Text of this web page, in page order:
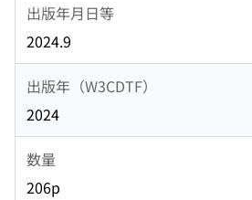
出版年月日等
2024.9
出版年（W3CDTF）
2024
数量
206p